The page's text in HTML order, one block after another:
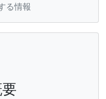
る情報